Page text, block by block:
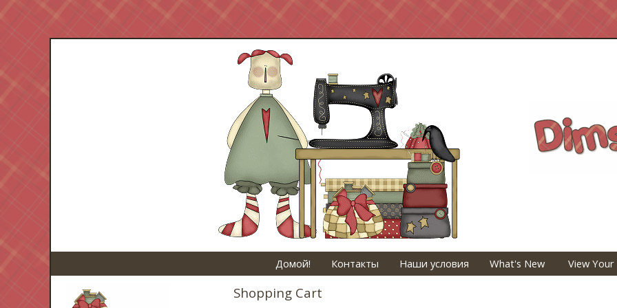
Домой! Контакты Наши условия What's New View
Shopping Cart